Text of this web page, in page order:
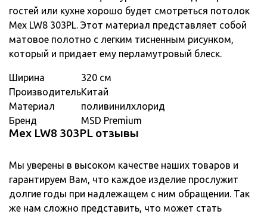
гостей или кухне хорошо будет смотреться потолок
Мех LW8 303PL. Этот материал представляет собой
матовое полотно с легким тисненным рисунком,
который и придает ему перламутровый блеск.
Ширина
320 см
ПроизводительКитай
Материал
поливинилхлорид
Бренд
MSD Premium
Мех LW8 303PL отзывы
Мы уверены в высоком качестве наших товаров и
гарантируем Вам, что каждое изделие прослужит
долгие годы при надлежащем с ним обращении. Так
же нам сложно представить, что может стать